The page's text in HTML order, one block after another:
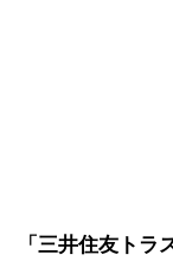
「三井住友ト